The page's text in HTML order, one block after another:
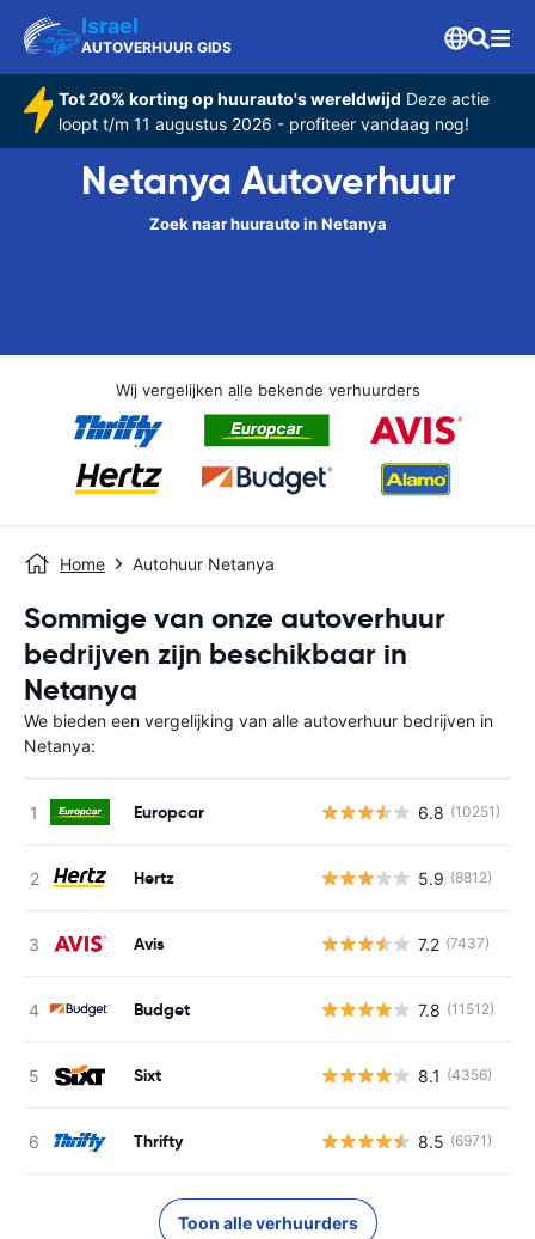
Israel
AUTOVERHUUR GIDS
Tot 20% korting op huurauto's wereldwijd Deze actie
loopt t/m 11 augustus 2026 - profiteer vandaag nog!
Netanya Autoverhuur
Zoek naar huurauto in Netanya
Wij vergelijken alle bekende verhuurders
Home Autohuur Netanya
Sommige van onze autoverhuur
bedrijven zijn beschikbaar in
Netanya
We bieden een vergelijking van alle autoverhuur bedrijven in
Netanya:
Europcar 6.8 (10251)
Hertz 5.9 (8812)
Avis 7.2 (7437)
Budget 7.8 (11512)
Sixt 8.1 (4356)
Thrifty 8.5 (6971)
Toon alle verhuurders